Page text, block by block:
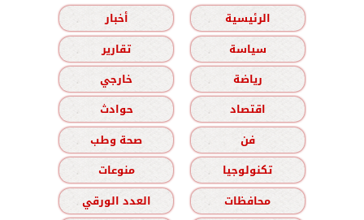
الرئيسية
أخبار
سياسة
تقارير
رياضة
خارجي
اقتصاد
حوادث
فن
صحة وطب
تكنولوجيا
منوعات
محافظات
العدد الورقي